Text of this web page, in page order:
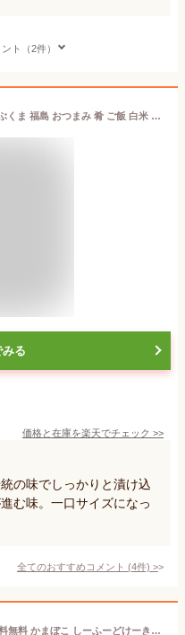
ト（2件）
阿武隈の紅葉漬 k-big（140g）あぶくま 福島 おつまみ 肴 ご飯 白米 おとも 伝統 技術 秋鮭 麹 糀 発酵 熟成 珍味 ギフト プレゼント 送料無料 お酒 晩酌 手土産 お土産
る
価格と在庫を楽天でチェック >>
の味でしっかりと漬け込
む味。一口サイズになっ
全てのおすすめコメント (4件) >
しぃーふーどけーき 6本ギフト 送料無料 かまぼこ しーふーどけーき【全国観光土産品連盟・推奨】蒲鉾 ギフト カマボコ おつまみ 詰め合わせ 練り物 お取り寄せ お中元 内祝 お祝い 誕生日 チーズ蒲鉾 いわき市 福島県 贈り物 贈答 シーフード惣菜 母の日 父の日